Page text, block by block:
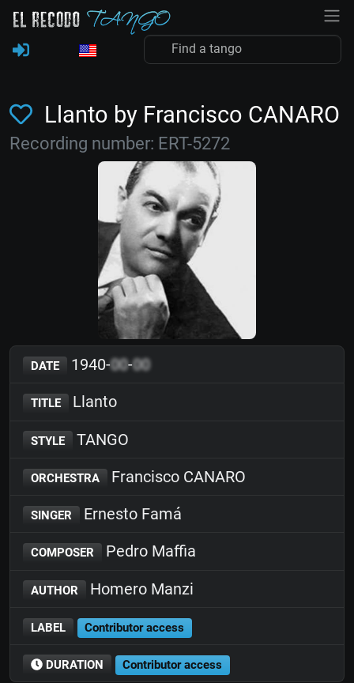
Llanto by Francisco CANARO
Recording number: ERT-5272
DATE 1940-00-00
TITLE Llanto
STYLE TANGO
ORCHESTRA Francisco CANARO
SINGER Ernesto Famá
COMPOSER Pedro Maffia
AUTHOR Homero Manzi
LABEL Contributor access
DURATION Contributor access